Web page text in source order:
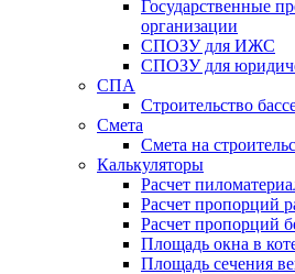
Государственные
организации
СПОЗУ для ИЖС
СПОЗУ для
СПА
Строительство
Смета
Смета на
Калькуляторы
Расчет
Расчет пропорций
Расчет пропорций
Площадь окна в
Площадь сечения